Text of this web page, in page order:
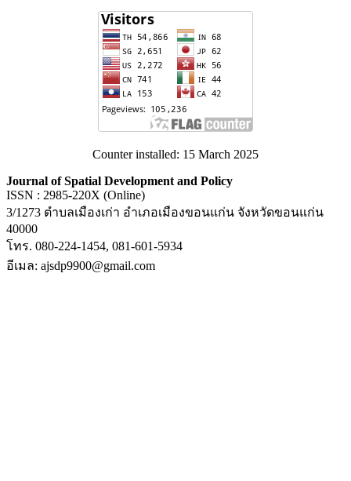
Counter installed: 15 March 2025
Journal of Spatial Development and Policy
ISSN : 2985-220X (Online)
3/1273 ตำบลเมืองเก่า อำเภอเมืองขอนแก่น จังหวัดขอนแก่น
40000
โทร. 080-224-1454, 081-601-5934
อีเมล: ajsdp9900@gmail.com